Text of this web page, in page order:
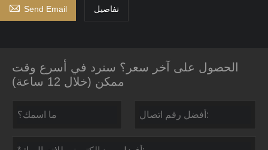
 Send Email تفاصيل
الحصول على آخر سعر؟ سنرد في أسرع وقت
ممكن (خلال 12 ساعة)